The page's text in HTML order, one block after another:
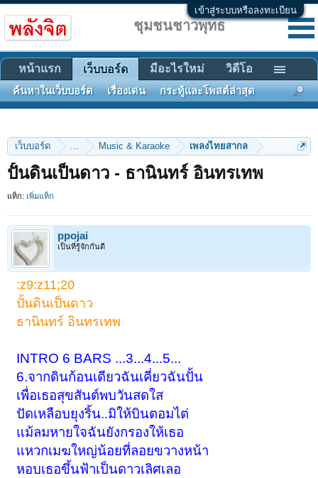
เข้าสู่ระบบหรือลงทะเบียน
เว็บบอร์ด ... Music & Karaoke เพลงไทยสากล
ปั้นดินเป็นดาว - ธานินทร์ อินทรเทพ
แท็ก: เพิ่มแท็ก
ppojai
เป็นที่รู้จักกันดี
:z9:z11;20
ปั้นดินเป็นดาว
ธานินทร์ อินทรเทพ
INTRO 6 BARS ...3...4...5...
6.จากดินก้อนเดียวฉันเคี่ยวฉันปั้น
เพื่อเธอสุขสันต์พบวันสดใส
ปัดเหลือบยุงริ้น..มิให้บินตอมไต่
แม้ลมหายใจฉันยังกรองให้เธอ
แหวกเมฆใหญ่น้อยที่ลอยขวางหน้า
หอบเธอขึ้นฟ้าเป็นดาวเลิศเลอ
ชุมชนชาวพุทธ
หน้าแรก เว็บบอร์ด
ค้นหาในเว็บบอร์ด เรื่องเด่น กระทู้และโพสต์ล่าสุด
มีอะไรใหม่ วิดีโอ